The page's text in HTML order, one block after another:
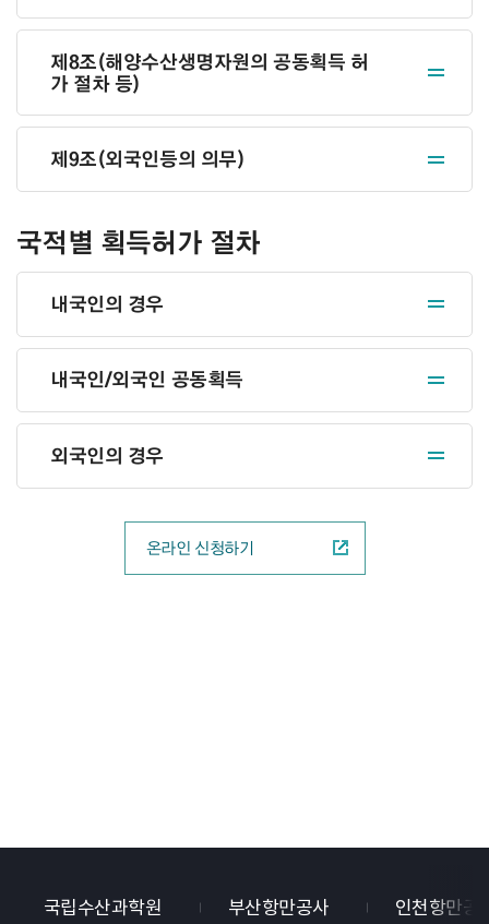
제8조(해양수산생명자원의 공동획득 허
가 절차 등)
제9조(외국인등의 의무)
국적별 획득허가 절차
내국인의 경우
내국인/외국인 공동획득
외국인의 경우
온라인 신청하기
국립수산과학원 부산항만공사 인천항만공